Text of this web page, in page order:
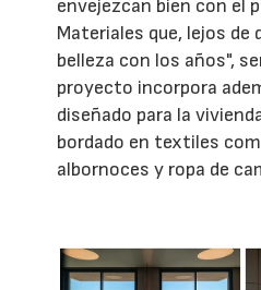
envejezcan bien con el
Materiales que, lejos de
belleza con los años",
proyecto incorpora
diseñado para la
bordado en textiles
albornoces y ropa de